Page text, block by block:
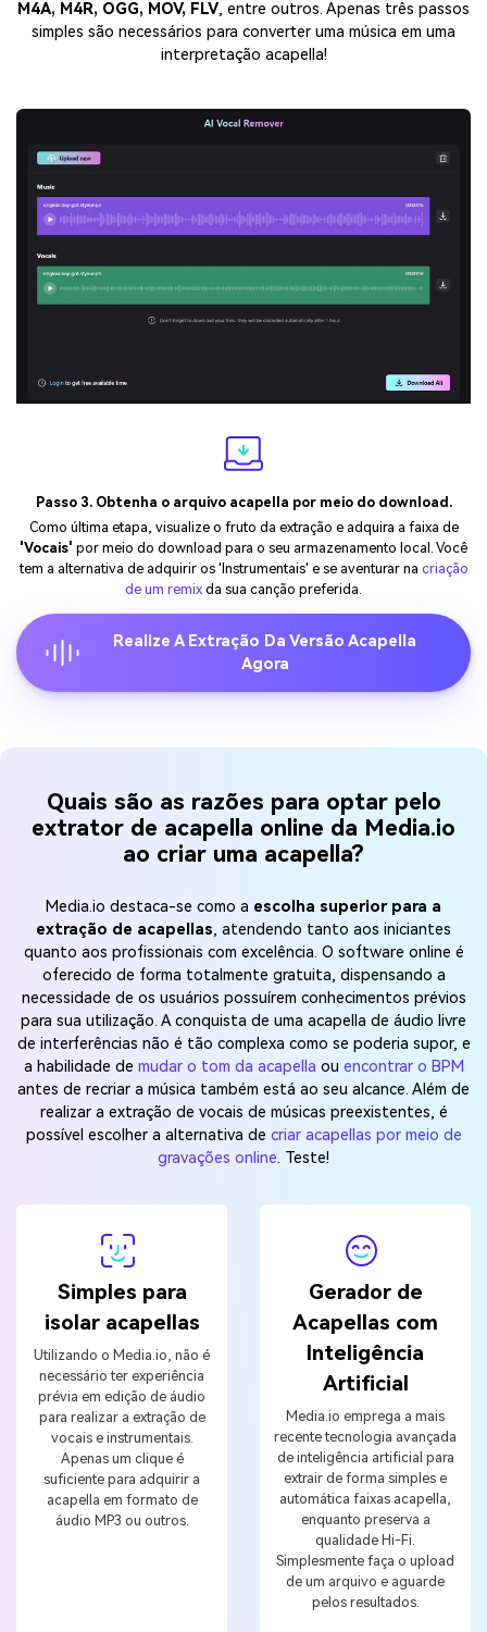
M4A, M4R, OGG, MOV, FLV, entre outros. Apenas três passos
simples são necessários para converter uma música em uma
interpretação acapella!
Passo 3. Obtenha o arquivo acapella por meio do download.
Como última etapa, visualize o fruto da extração e adquira a faixa de
'Vocais' por meio do download para o seu armazenamento local. Você
tem a alternativa de adquirir os 'Instrumentais' e se aventurar na criação
de um remix da sua canção preferida.
Realize A Extração Da Versão Acapella
Agora
Quais são as razões para optar pelo
extrator de acapella online da Media.io
ao criar uma acapella?
Media.io destaca-se como a escolha superior para a
extração de acapellas, atendendo tanto aos iniciantes
quanto aos profissionais com excelência. O software online é
oferecido de forma totalmente gratuita, dispensando a
necessidade de os usuários possuírem conhecimentos prévios
para sua utilização. A conquista de uma acapella de áudio livre
de interferências não é tão complexa como se poderia supor, e
a habilidade de mudar o tom da acapella ou encontrar o BPM
antes de recriar a música também está ao seu alcance. Além de
realizar a extração de vocais de músicas preexistentes, é
possível escolher a alternativa de criar acapellas por meio de
gravações online. Teste!
Simples para
isolar acapellas
Utilizando o Media.io, não é
necessário ter experiência
prévia em edição de áudio
para realizar a extração de
vocais e instrumentais.
Apenas um clique é
suficiente para adquirir a
acapella em formato de
áudio MP3 ou outros.
Gerador de
Acapellas com
Inteligência
Artificial
Media.io emprega a mais
recente tecnologia avançada
de inteligência artificial para
extrair de forma simples e
automática faixas acapella,
enquanto preserva a
qualidade Hi-Fi.
Simplesmente faça o upload
de um arquivo e aguarde
pelos resultados.